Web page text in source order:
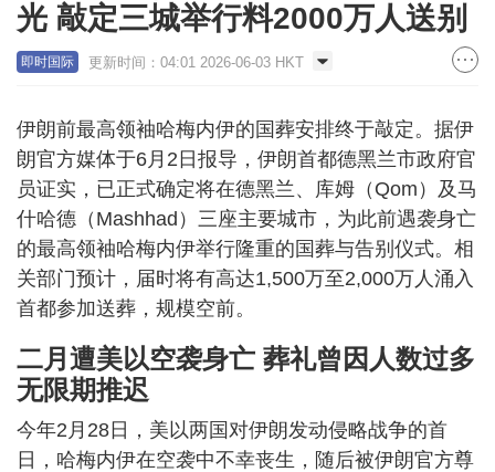
光 敲定三城举行料2000万人送别
即时国际 更新时间：04:01 2026-06-03 HKT
伊朗前最高领袖哈梅内伊的国葬安排终于敲定。据伊
朗官方媒体于6月2日报导，伊朗首都德黑兰市政府官
员证实，已正式确定将在德黑兰、库姆（Qom）及马
什哈德（Mashhad）三座主要城市，为此前遇袭身亡
的最高领袖哈梅内伊举行隆重的国葬与告别仪式。相
关部门预计，届时将有高达1,500万至2,000万人涌入
首都参加送葬，规模空前。
二月遭美以空袭身亡 葬礼曾因人数过多
无限期推迟
今年2月28日，美以两国对伊朗发动侵略战争的首
日，哈梅内伊在空袭中不幸丧生，随后被伊朗官方尊